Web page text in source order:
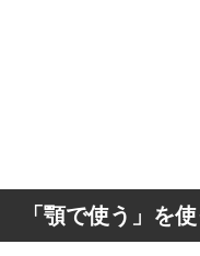
「顎で使う」を